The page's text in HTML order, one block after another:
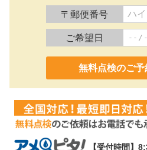
〒郵便番号
ご希望日
0120-991-887
【受付時間】